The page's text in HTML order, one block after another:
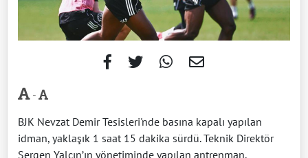
-
BJK Nevzat Demir Tesisleri'nde basına kapalı yapılan
idman, yaklaşık 1 saat 15 dakika sürdü. Teknik Direktör
Sergen Yalçın’ın yönetiminde yapılan antrenman,